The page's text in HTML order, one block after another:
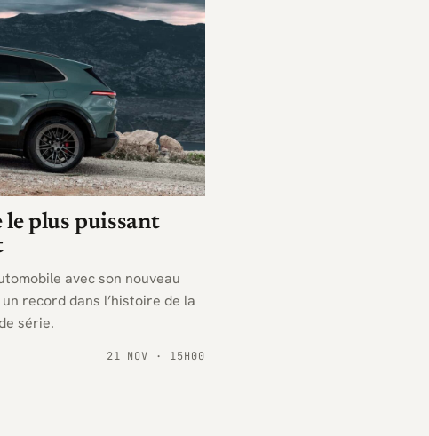
le plus puissant
avec son nouveau
record dans l’histoire de la
série.
21 NOV · 15H00